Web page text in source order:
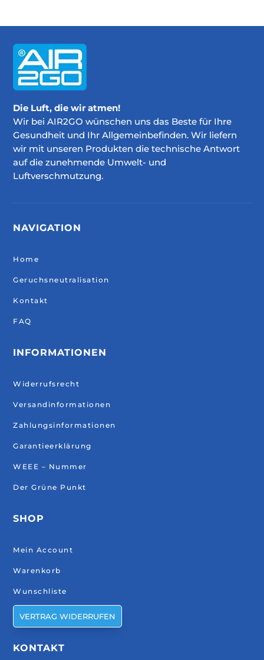
Die Luft, die wir atmen!
Wir bei AIR2GO wünschen uns das Beste für Ihre
Gesundheit und Ihr Allgemeinbefinden. Wir liefern
wir mit unseren Produkten die technische Antwort
auf die zunehmende Umwelt- und
Luftverschmutzung.
NAVIGATION
Home
Geruchsneutralisation
Kontakt
FAQ
INFORMATIONEN
Widerrufsrecht
Versandinformationen
Zahlungsinformationen
Garantieerklärung
WEEE – Nummer
Der Grüne Punkt
SHOP
Mein Account
Warenkorb
Wunschliste
VERTRAG WIDERRUFEN
KONTAKT